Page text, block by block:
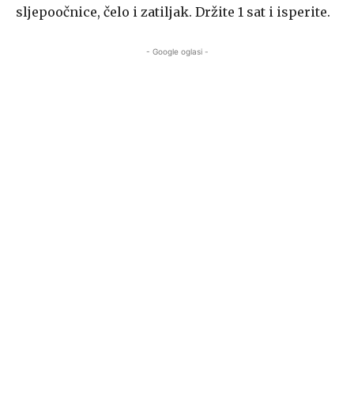
sljepoočnice, čelo i zatiljak. Držite 1 sat i isperite.
- Google oglasi -